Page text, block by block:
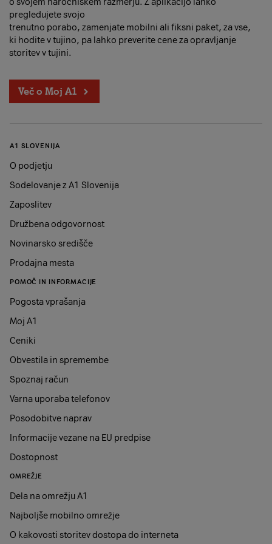
pregledujete svojo
trenutno porabo, zamenjate mobilni ali fiksni paket, za vse,
ki hodite v tujino, pa lahko preverite cene za opravljanje
storitev v tujini.
Več o Moj A1
A1 SLOVENIJA
O podjetju
Sodelovanje z A1 Slovenija
Zaposlitev
Družbena odgovornost
Novinarsko središče
Prodajna mesta
POMOČ IN INFORMACIJE
Pogosta vprašanja
Moj A1
Ceniki
Obvestila in spremembe
Spoznaj račun
Varna uporaba telefonov
Posodobitve naprav
Informacije vezane na EU predpise
Dostopnost
OMREŽJE
Dela na omrežju A1
Najboljše mobilno omrežje
O kakovosti storitev dostopa do interneta